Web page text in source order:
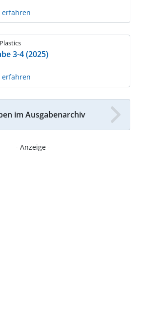
erfahren
3-4 (2025)
erfahren
im Ausgabenarchiv
- Anzeige -